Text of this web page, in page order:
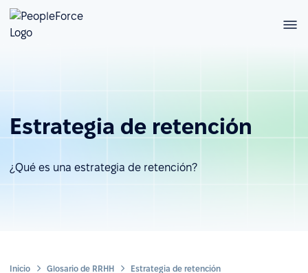
Estrategia de retención
¿Qué es una estrategia de retención?
Inicio Glosario de RRHH Estrategia de retención